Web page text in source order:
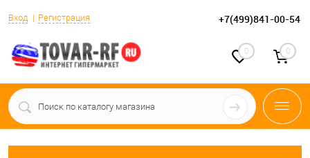
Вход Регистрация +7(499)841-00-54
0 0